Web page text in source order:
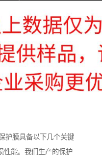
护膜具备以下几个关键
性能。我们生产的保护